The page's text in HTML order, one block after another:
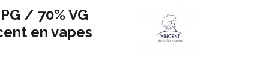
/ 70% VG
en vapes